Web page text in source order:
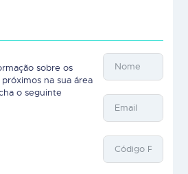
sobre os
na sua área
o seguinte